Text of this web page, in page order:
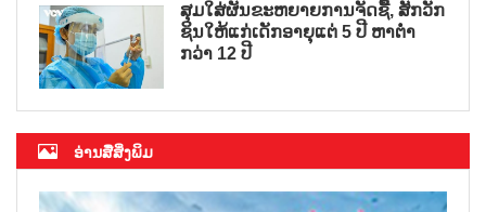
ສຸມໃສ່ຜັນຂະຫຍາຍການຈັດຊື້, ສັກວັກ
ຊິນໃຫ້ແກ່ເດັກອາຍຸແຕ່ 5 ປີ ຫາຕ່ຳ
ກວ່າ 12 ປີ
ອ່ານສື່ສິ່ງພິມ